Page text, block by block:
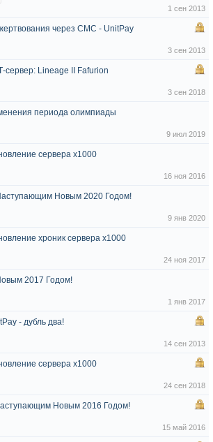
1 сен 2013
через СМС - UnitPay
3 сен 2013
сервер: Lineage II Fafurion
3 сен 2018
периода олимпиады
9 июл 2019
сервера х1000
16 ноя 2016
Новым 2020 Годом!
9 янв 2020
хроник сервера х1000
24 ноя 2017
2017 Годом!
1 янв 2017
- дубль два!
14 сен 2013
сервера x1000
24 сен 2018
Новым 2016 Годом!
15 май 2016